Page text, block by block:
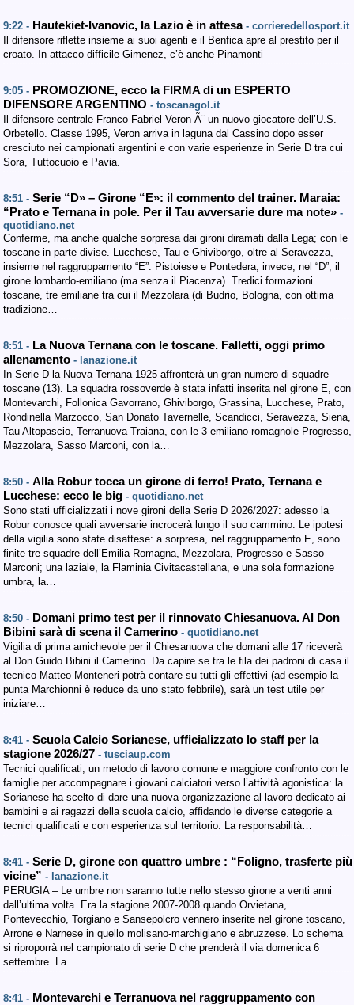
9:22 - Hautekiet-Ivanovic, la Lazio è in attesa - corrieredellosport.it
Il difensore riflette insieme ai suoi agenti e il Benfica apre al prestito per il
croato. In attacco difficile Gimenez, c’è anche Pinamonti
9:05 - PROMOZIONE, ecco la FIRMA di un ESPERTO
DIFENSORE ARGENTINO - toscanagol.it
Il difensore centrale Franco Fabriel Veron Ã¨ un nuovo giocatore dell’U.S.
Orbetello. Classe 1995, Veron arriva in laguna dal Cassino dopo esser
cresciuto nei campionati argentini e con varie esperienze in Serie D tra cui
Sora, Tuttocuoio e Pavia.
8:51 - Serie “D» – Girone “E»: il commento del trainer. Maraia:
“Prato e Ternana in pole. Per il Tau avversarie dure ma note» -
quotidiano.net
Conferme, ma anche qualche sorpresa dai gironi diramati dalla Lega; con le
toscane in parte divise. Lucchese, Tau e Ghiviborgo, oltre al Seravezza,
insieme nel raggruppamento “E”. Pistoiese e Pontedera, invece, nel “D”, il
girone lombardo-emiliano (ma senza il Piacenza). Tredici formazioni
toscane, tre emiliane tra cui il Mezzolara (di Budrio, Bologna, con ottima
tradizione…
8:51 - La Nuova Ternana con le toscane. Falletti, oggi primo
allenamento - lanazione.it
In Serie D la Nuova Ternana 1925 affronterà un gran numero di squadre
toscane (13). La squadra rossoverde è stata infatti inserita nel girone E, con
Montevarchi, Follonica Gavorrano, Ghiviborgo, Grassina, Lucchese, Prato,
Rondinella Marzocco, San Donato Tavernelle, Scandicci, Seravezza, Siena,
Tau Altopascio, Terranuova Traiana, con le 3 emiliano-romagnole Progresso,
Mezzolara, Sasso Marconi, con la…
8:50 - Alla Robur tocca un girone di ferro! Prato, Ternana e
Lucchese: ecco le big - quotidiano.net
Sono stati ufficializzati i nove gironi della Serie D 2026/2027: adesso la
Robur conosce quali avversarie incrocerà lungo il suo cammino. Le ipotesi
della vigilia sono state disattese: a sorpresa, nel raggruppamento E, sono
finite tre squadre dell’Emilia Romagna, Mezzolara, Progresso e Sasso
Marconi; una laziale, la Flaminia Civitacastellana, e una sola formazione
umbra, la…
8:50 - Domani primo test per il rinnovato Chiesanuova. Al Don
Bibini sarà di scena il Camerino - quotidiano.net
Vigilia di prima amichevole per il Chiesanuova che domani alle 17 riceverà
al Don Guido Bibini il Camerino. Da capire se tra le fila dei padroni di casa il
tecnico Matteo Monteneri potrà contare su tutti gli effettivi (ad esempio la
punta Marchionni è reduce da uno stato febbrile), sarà un test utile per
iniziare…
8:41 - Scuola Calcio Sorianese, ufficializzato lo staff per la
stagione 2026/27 - tusciaup.com
Tecnici qualificati, un metodo di lavoro comune e maggiore confronto con le
famiglie per accompagnare i giovani calciatori verso l’attività agonistica: la
Sorianese ha scelto di dare una nuova organizzazione al lavoro dedicato ai
bambini e ai ragazzi della scuola calcio, affidando le diverse categorie a
tecnici qualificati e con esperienza sul territorio. La responsabilità…
8:41 - Serie D, girone con quattro umbre : “Foligno, trasferte più
vicine” - lanazione.it
PERUGIA – Le umbre non saranno tutte nello stesso girone a venti anni
dall’ultima volta. Era la stagione 2007-2008 quando Orvietana,
Pontevecchio, Torgiano e Sansepolcro vennero inserite nel girone toscano,
Arrone e Narnese in quello molisano-marchigiano e abruzzese. Lo schema
si riproporrà nel campionato di serie D che prenderà il via domenica 6
settembre. La…
8:41 - Montevarchi e Terranuova nel raggruppamento con